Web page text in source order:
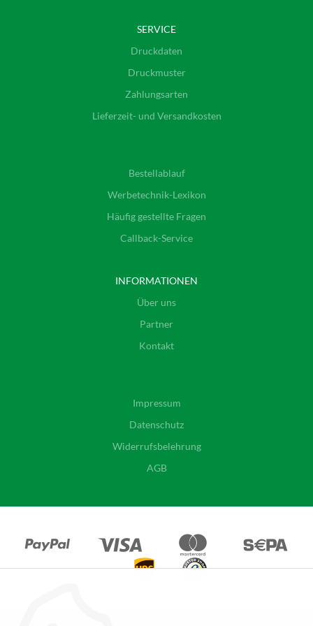
SERVICE
Druckdaten
Druckmuster
Zahlungsarten
Lieferzeit- und Versandkosten
Bestellablauf
Werbetechnik-Lexikon
Häufig gestellte Fragen
Callback-Service
INFORMATIONEN
Über uns
Partner
Kontakt
Impressum
Datenschutz
Widerrufsbelehrung
AGB